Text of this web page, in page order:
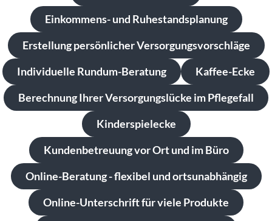
Einkommens- und Ruhestandsplanung
Erstellung persönlicher Versorgungsvorschläge
Individuelle Rundum-Beratung
Kaffee-Ecke
Berechnung Ihrer Versorgungslücke im Pflegefall
Kinderspielecke
Kundenbetreuung vor Ort und im Büro
Online-Beratung - flexibel und ortsunabhängig
Online-Unterschrift für viele Produkte